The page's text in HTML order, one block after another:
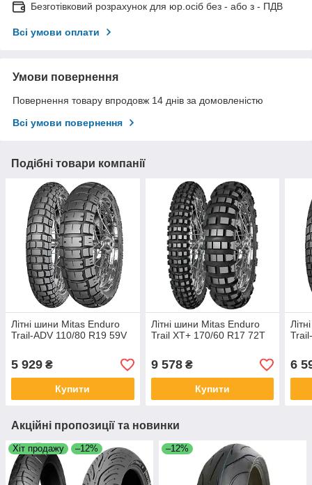
Безготівковий розрахунок для юр.осіб без - або з - ПДВ
Всі умови оплати
Умови повернення
Повернення товару впродовж 14 днів за домовленістю
Всі умови повернення
Подібні товари компанії
Літні шини Mitas Enduro
Trail-ADV 110/80 R19 59V
5 929 ₴
Купити
Літні шини Mitas Enduro
Trail XT+ 170/60 R17 72T
9 578₴
Купити
6
Акційні пропозиції та новинки
Хіт продажу –12% –12%